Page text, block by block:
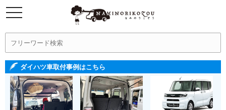
ダイハツ車取付事例はこちら